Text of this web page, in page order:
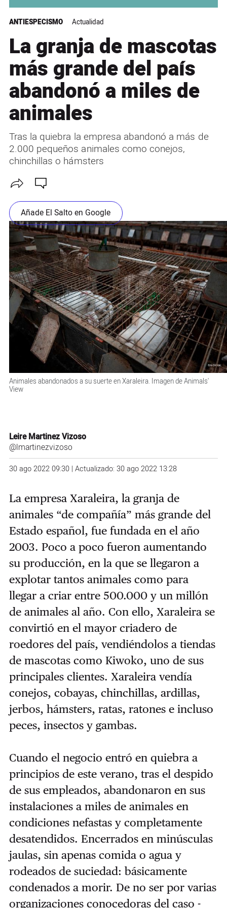
ANTIESPECISMO Actualidad
La granja de mascotas
más grande del país
abandonó a miles de
animales
Tras la quiebra la empresa abandonó a más de
2.000 pequeños animales como conejos,
chinchillas o hámsters
Añade El Salto en Google
Animales abandonados a su suerte en Xaraleira. Imagen de Animals'
View
Leire Martinez Vizoso
@lmartinezvizoso
30 ago 2022 09:30 | Actualizado: 30 ago 2022 13:28
La empresa Xaraleira, la granja de
animales “de compañía” más grande del
Estado español, fue fundada en el año
2003. Poco a poco fueron aumentando
su producción, en la que se llegaron a
explotar tantos animales como para
llegar a criar entre 500.000 y un millón
de animales al año. Con ello, Xaraleira se
convirtió en el mayor criadero de
roedores del país, vendiéndolos a tiendas
de mascotas como Kiwoko, uno de sus
principales clientes. Xaraleira vendía
conejos, cobayas, chinchillas, ardillas,
jerbos, hámsters, ratas, ratones e incluso
peces, insectos y gambas.
Cuando el negocio entró en quiebra a
principios de este verano, tras el despido
de sus empleados, abandonaron en sus
instalaciones a miles de animales en
condiciones nefastas y completamente
desatendidos. Encerrados en minúsculas
jaulas, sin apenas comida o agua y
rodeados de suciedad: básicamente
condenados a morir. De no ser por varias
organizaciones conocedoras del caso -